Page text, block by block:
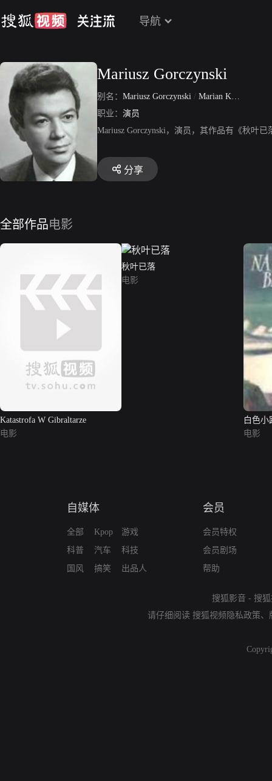
导航
Mariusz Gorczynski
别名： Mariusz Gorczynski / Marian Kazimierz Gorczynski
职业： 演员
Mariusz Gorczynski，演员，其作品有《秋叶
分享
全部作品电影
Katastrofa W Gibraltarze
电影
秋叶已落
电影
白色小
电影
自媒体
全部
科普
国风
Kpop
汽车
搞笑
游戏
科技
出品人
会员
会员特权
会员剧场
帮助
搜狐影音 - 搜
请仔细阅读 搜狐视频隐私政策、